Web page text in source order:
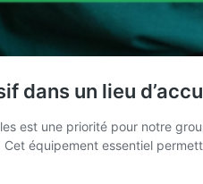
dans un lieu
est une priorité pour notre
équipement essentiel